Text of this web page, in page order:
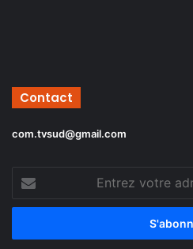
Contact
com.tvsud@gmail.com
votre
adresse